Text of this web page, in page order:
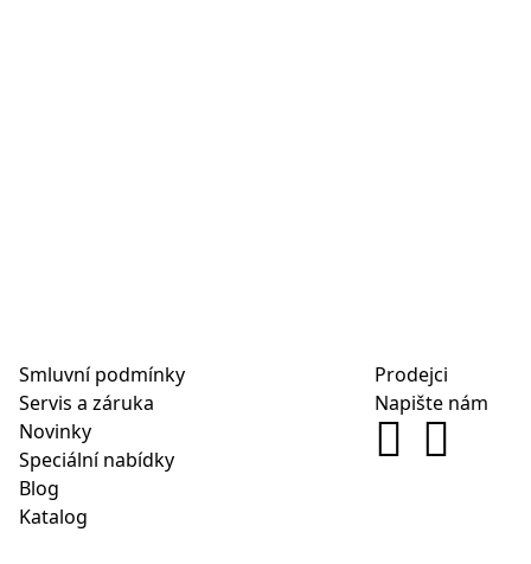
Smluvní podmínky
Servis a záruka
Novinky
Speciální nabídky
Blog
Katalog
Prodejci
Napište nám